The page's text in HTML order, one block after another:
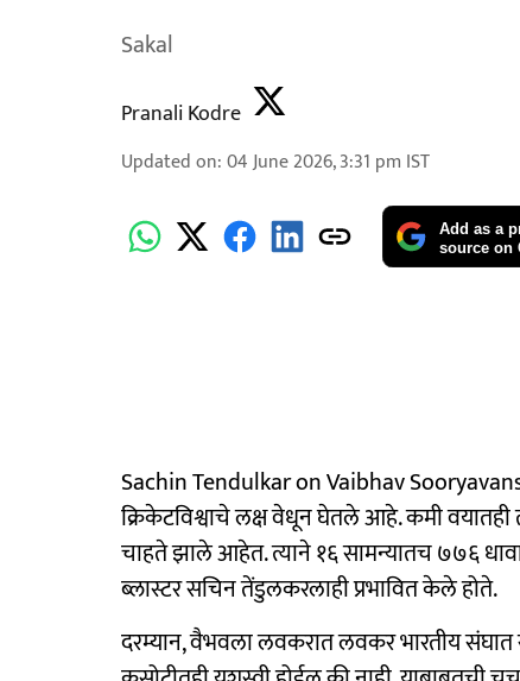
Sakal
Pranali Kodre
Updated on:04 June 2026, 3:31 pm IST
Add as a
source on
Sachin Tendulkar on Vaibhav
क्रिकेटविश्वाचे लक्ष वेधून घेतले आहे. कमी
चाहते झाले आहेत. त्याने १६ सामन्यातच ७७६
ब्लास्टर सचिन तेंडुलकरलाही प्रभावित केले होते.
दरम्यान, वैभवला लवकरात लवकर भारतीय संघात